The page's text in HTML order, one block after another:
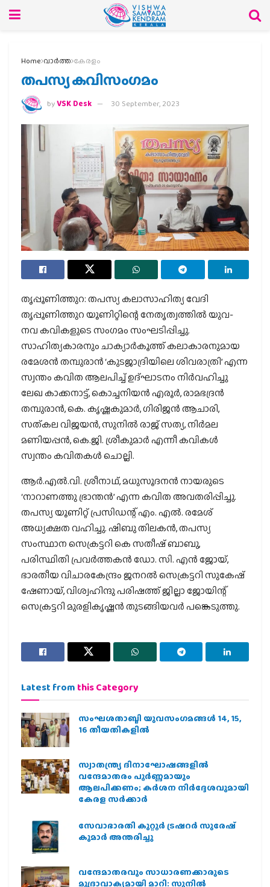
Home വാര്‍ത്ത കേരളം
തപസ്യ കവിസംഗമം
byVSK Desk 30 September, 2023
തൃപ്പൂണിത്തുറ: തപസ്യ കലാസാഹിത്യ വേദി
തൃപ്പൂണിത്തുറ യൂണിറ്റിന്റെ നേതൃത്വത്തിൽ യുവ-
നവ കവികളുടെ സംഗമം സംഘടിപ്പിച്ചു.
സാഹിത്യകാരനും ചാക്യാർകൂത്ത് കലാകാരനുമായ
രമേശൻ തമ്പുരാൻ ‘കുടജാദ്രിയിലെ ശിവരാത്രി’ എന്ന
സ്വന്തം കവിത ആലപിച്ച് ഉദ്ഘാടനം നിർവഹിച്ചു
ലേഖ കാക്കനാട്ട്, കൊച്ചനിയൻ എരൂർ, രാമഭദ്രൻ
തമ്പുരാൻ, കെ. കൃഷ്ണകുമാർ, ഗിരിജൻ ആചാരി,
സത്കല വിജയൻ, സുനിൽ രാജ് സത്യ, നിർമല
മണിയപ്പൻ, കെ.ജി. ശ്രീകുമാർ എന്നീ കവികൾ
സ്വന്തം കവിതകൾ ചൊല്ലി.
ആർ.എൽ.വി. ശ്രീനാഥ്, മധുസൂദനൻ നായരുടെ
‘നാറാണത്തു ഭ്രാന്തൻ’ എന്ന കവിത അവതരിപ്പിച്ചു.
തപസ്യ യൂണിറ്റ് പ്രസിഡന്റ്‌ എം. എൽ. രമേശ്
അധ്യക്ഷത വഹിച്ചു. ഷിബു തിലകൻ, തപസ്യ
സംസ്ഥാന സെക്രട്ടറി കെ സതീഷ് ബാബു,
പരിസ്ഥിതി പ്രവർത്തകൻ ഡോ. സി. എൻ ജോയ്,
ഭാരതീയ വിചാരകേന്ദ്രം ജനറൽ സെക്രട്ടറി സുകേഷ്
ഷേണായ്, വിശ്വഹിന്ദു പരിഷത്ത് ജില്ലാ ജോയിന്റ്
സെക്രട്ടറി മുരളികൃഷ്ണൻ തുടങ്ങിയവർ പങ്കെടുത്തു.
Latest from this Category
സംഘശതാബ്ദി യുവസംഗമങ്ങള്‍ 14, 15,
16 തീയതികളില്‍
സ്വാതന്ത്ര്യ ദിനാഘോഷങ്ങളിൽ
വന്ദേമാതരം പൂർണ്ണമായും
ആലപിക്കണം; കർശന നിർദ്ദേശവുമായി
കേരള സർക്കാർ
സേവാഭാരതി കുറ്റൂർ ട്രഷറർ സുരേഷ്
കുമാർ അന്തരിച്ചു
വന്ദേമാതരവും സാധാരണക്കാരുടെ
മുദ്രാവാക്യമായി മാറി: സുനിൽ